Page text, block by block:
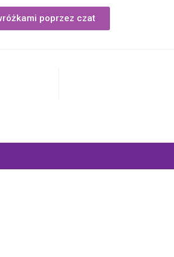
poprzez czat